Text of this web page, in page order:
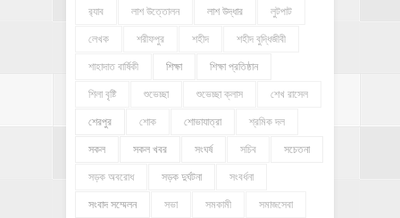
র‍্যাব লাশ উত্তোলন লাশ উদ্ধার লুটপাট
লেখক শরীফপুর শহীদ শহীদ বুদ্ধিজীবী
শাহাদাত বার্ষিকী শিক্ষা শিক্ষা প্রতিষ্ঠান
শিলা বৃষ্টি শুভেচ্ছা শুভেচ্ছা ক্লাস শেখ রাসেল
শেরপুর শোক শোভাযাত্রা শ্রমিক দল
সকল সকল খবর সংঘর্ষ সচিব সচেতনা
সড়ক অবরোধ সড়ক দুর্ঘটনা সংবর্ধনা
সংবাদ সম্মেলন সভা সমকামী সমাজসেবা